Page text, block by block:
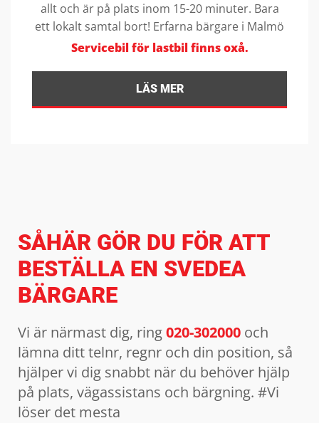
allt och är på plats inom 15-20 minuter. Bara
ett lokalt samtal bort! Erfarna bärgare i Malmö
Servicebil för lastbil finns oxå.
LÄS MER
SÅHÄR GÖR DU FÖR ATT
BESTÄLLA EN SVEDEA
BÄRGARE
Vi är närmast dig, ring020-302000 och
lämna ditt telnr, regnr och din position, så
hjälper vi dig snabbt när du behöver hjälp
på plats, vägassistans och bärgning. #Vi
löser det mesta